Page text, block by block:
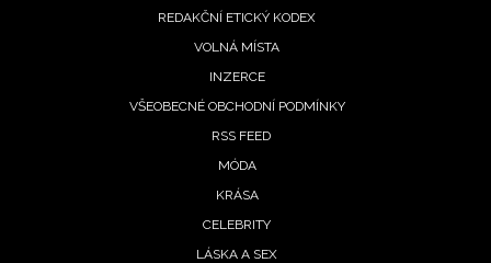
REDAKČNÍ ETICKÝ KODEX
VOLNÁ MÍSTA
INZERCE
VŠEOBECNÉ OBCHODNÍ PODMÍNKY
RSS FEED
MÓDA
KRÁSA
CELEBRITY
LÁSKA A SEX